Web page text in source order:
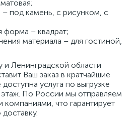
– под камень, с рисунком, с
форма – квадрат;
материала – для гостиной,
и Ленинградской области
Ваш заказ в кратчайшие
услуга по выгрузке
По России мы отправляем
компаниями, что гарантирует